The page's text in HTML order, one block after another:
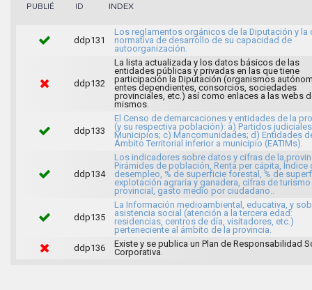
PUBLIÉ ID INDEX
ddp131
Los reglamentos orgánicos de la Diputación y la
normativa de desarrollo de su capacidad de
autoorganización.
ddp132
La lista actualizada y los datos básicos de las
entidades públicas y privadas en las que tiene
participación la Diputación (organismos
entes dependientes, consorcios, sociedades
provinciales, etc.) así como enlaces a las webs
mismos.
ddp133
El Censo de demarcaciones y entidades de la
(y su respectiva población): a) Partidos
Municipios; c) Mancomunidades; d) Entidades
Ámbito Territorial inferior a municipio (EATIMs).
ddp134
Los indicadores sobre datos y cifras de la
Pirámides de población, Renta per cápita, Índice
desempleo, % de superficie forestal, % de
explotación agraria y ganadera, cifras de turismo
provincial, gasto medio por ciudadano..
ddp135
La Información medioambiental, educativa, y
asistencia social (atención a la tercera edad:
residencias, centros de día, visitadores, etc.)
perteneciente al ámbito de la provincia.
ddp136
Existe y se publica un Plan de Responsabilidad
Corporativa.